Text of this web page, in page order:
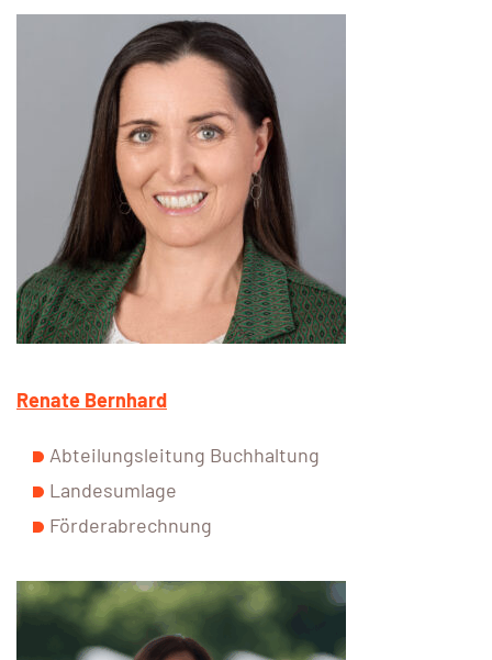
Renate Bernhard
Abteilungsleitung Buchhaltung
Landesumlage
Förderabrechnung